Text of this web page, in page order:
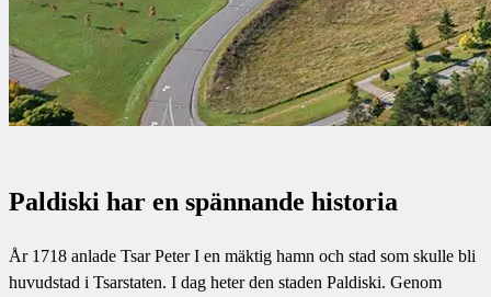
Paldiski har en spännande historia
År 1718 anlade Tsar Peter I en mäktig hamn och stad som skulle bli
huvudstad i Tsarstaten. I dag heter den staden Paldiski. Genom